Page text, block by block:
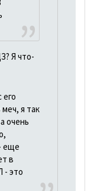
Я что-
я так
очень
еще
в
- это